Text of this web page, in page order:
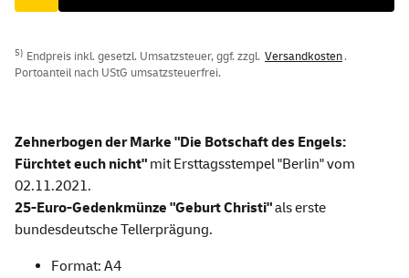
5) Endpreis inkl. gesetzl. Umsatzsteuer, ggf. zzgl. Versandkosten.
Portoanteil nach UStG umsatzsteuerfrei.
Zehnerbogen der Marke "Die Botschaft des Engels:
Fürchtet euch nicht" mit Ersttagsstempel "Berlin" vom
02.11.2021.
25-Euro-Gedenkmünze "Geburt Christi"als erste
bundesdeutsche Tellerprägung.
Format: A4